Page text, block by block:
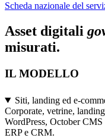
Scheda nazionale del
Asset digitali
misurati.
IL MODELLO
Siti, landing ed e-
Corporate, vetrine,
WordPress, October
ERP e CRM.